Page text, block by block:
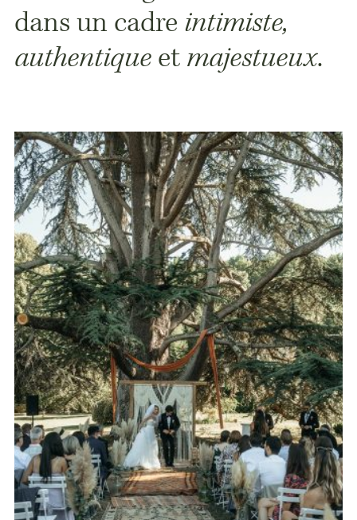
dans un cadre intimiste,
authentique et majestueux.